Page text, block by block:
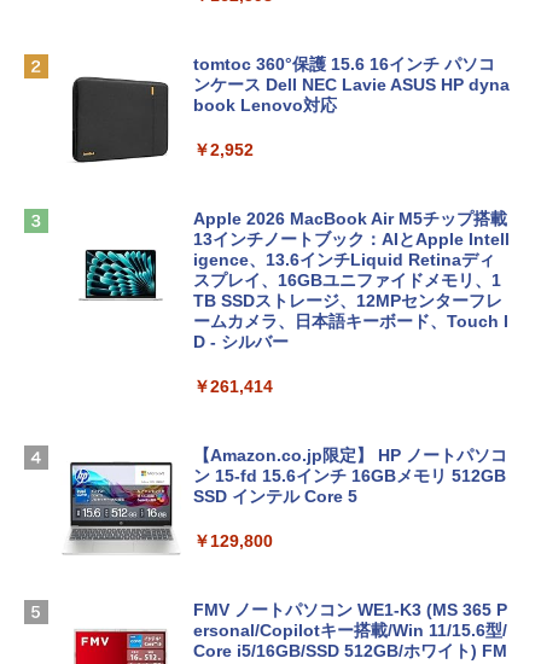
tomtoc 360°保護 15.6 16インチ パソコ
ンケース Dell NEC Lavie ASUS HP dyna
book Lenovo対応
￥2,952
Apple 2026 MacBook Air M5チップ搭載
13インチノートブック：AIとApple Intell
igence、13.6インチLiquid Retinaディ
スプレイ、16GBユニファイドメモリ、1
TB SSDストレージ、12MPセンターフレ
ームカメラ、日本語キーボード、Touch I
D - シルバー
￥261,414
【Amazon.co.jp限定】 HP ノートパソコ
ン 15-fd 15.6インチ 16GBメモリ 512GB
SSD インテル Core 5
￥129,800
FMV ノートパソコン WE1-K3 (MS 365 P
ersonal/Copilotキー搭載/Win 11/15.6型/
Core i5/16GB/SSD 512GB/ホワイト) FM